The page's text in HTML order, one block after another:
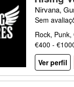
Nirvana,
Sem
Rock,
€400 -
Ver perfil